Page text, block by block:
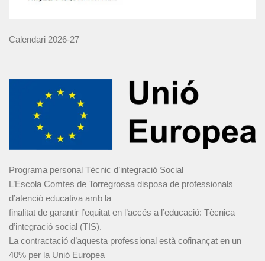
Calendari 2026-27
Programa personal Tècnic d’integració Social
L’Escola Comtes de Torregrossa disposa de professionals
d’atenció educativa amb la
finalitat de garantir l’equitat en l’accés a l’educació: Tècnica
d’integració social (TIS).
La contractació d’aquesta professional està cofinançat en un
40% per la Unió Europea